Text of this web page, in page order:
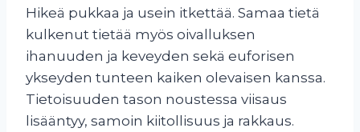
Hikeä pukkaa ja usein itkettää. Samaa tietä
kulkenut tietää myös oivalluksen
ihanuuden ja keveyden sekä euforisen
ykseyden tunteen kaiken olevaisen kanssa.
Tietoisuuden tason noustessa viisaus
lisääntyy, samoin kiitollisuus ja rakkaus.